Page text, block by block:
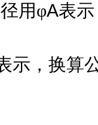
用φA表
示，换算